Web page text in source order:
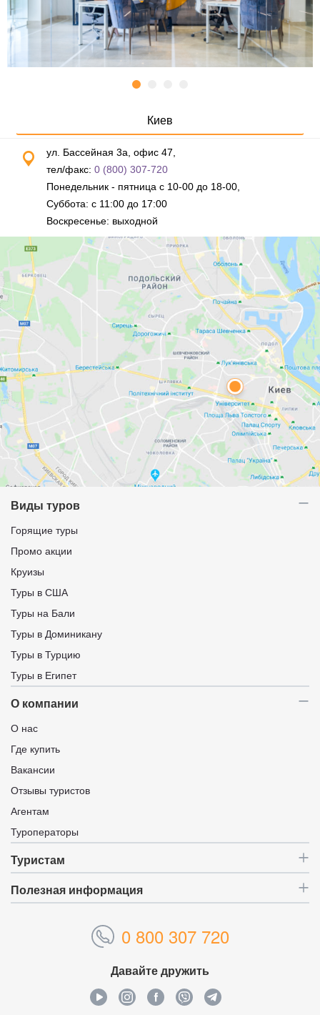
Киев
ул. Бассейная 3а, офис 47,
тел/факс: 0 (800) 307-720
Понедельник - пятница с 10-00 до 18-00,
Суббота: с 11:00 до 17:00
Воскресенье: выходной
Виды туров
Горящие туры
Промо акции
Круизы
Туры в США
Туры на Бали
Туры в Доминикану
Туры в Турцию
Туры в Египет
О компании
О нас
Где купить
Вакансии
Отзывы туристов
Агентам
Туроператоры
Туристам
Полезная информация
0 800 307 720
Давайте дружить